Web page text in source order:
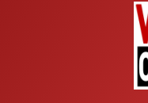
HEKİM HASTANESİ ACİL
MAHMUDİYE MAH.ATATÜRK